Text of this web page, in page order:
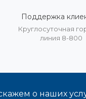
Поддержка
Круглосуточная
линия 8-800
о наших